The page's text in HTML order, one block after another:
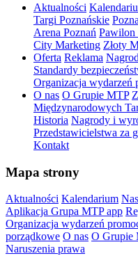
Aktualności
Targi Poznańskie
Arena Poznań Pawilon
City Marketing Złoty
Oferta Reklama
Standardy
Organizacja wydarzeń
O nas O Grupie MTP
Międzynarodowych
Historia Nagrody i
Przedstawicielstwa za
Kontakt
Mapa strony
Aktualności Kalendarium
Aplikacja Grupa MTP app
Organizacja wydarzeń
porządkowe O nas O Grupie
Naruszenia prawa